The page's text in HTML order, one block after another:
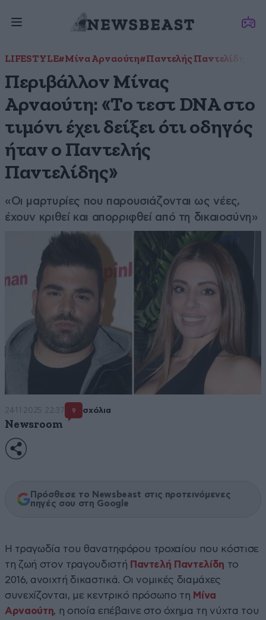
LIFESTYLE#Μίνα Αρναούτη#Παντελής Παντελίδης
Περιβάλλον Μίνας
Αρναούτη: «Το τεστ DNA στο
τιμόνι έχει δείξει ότι οδηγός
ήταν ο Παντελής
Παντελίδης»
«Οι μαρτυρίες που παρουσιάζονται ως νέες,
έχουν κριθεί και απορριφθεί από τη δικαιοσύνη»
24·11·2025 22:37 9 σχόλια
Newsroom
Πρόσθεσε το Newsbeast στις προτεινόμενες
πηγές σου στη Google
Η τραγωδία του θανατηφόρου τροχαίου που κόστισε
τη ζωή στον τραγουδιστή Παντελή Παντελίδη το
2016, ανοιχτή δικαστικά. Οι νομικές διαμάχες
συνεχίζονται, με κεντρικό πρόσωπο τη Μίνα
Αρναούτη, η οποία επέβαινε στο όχημα τη νύχτα του